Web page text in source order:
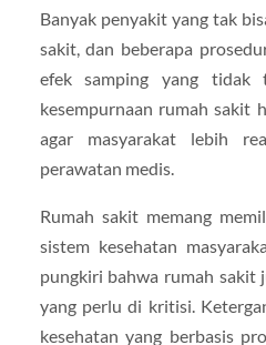
Banyak penyakit yang tak
sakit, dan beberapa
efek samping yang tidak
kesempurnaan rumah sakit
agar masyarakat lebih
perawatan medis.
Rumah sakit memang
sistem kesehatan
pungkiri bahwa rumah sakit
yang perlu di kritisi.
kesehatan yang berbasis